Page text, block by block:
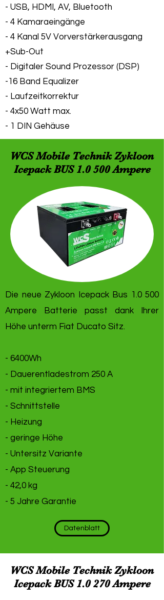
- USB, HDMI, AV, Bluetooth
- 4 Kamaraeingänge
- 4 Kanal 5V Vorverstärkerausgang
+Sub-Out
- Digitaler Sound Prozessor (DSP)
-16 Band Equalizer
- Laufzeitkorrektur
- 4x50 Watt max.
- 1 DIN Gehäuse
WCS Mobile Technik Zykloon
Icepack BUS 1.0 500 Ampere
Die neue Zykloon Icepack Bus 1.0 500
Ampere Batterie passt dank Ihrer
Höhe unterm Fiat Ducato Sitz.
- 6400Wh
- Dauerentladestrom 250 A
- mit integriertem BMS
- Schnittstelle
- Heizung
- geringe Höhe
- Untersitz Variante
- App Steuerung
- 42,0 kg
- 5 Jahre Garantie
Datenblatt
WCS Mobile Technik Zykloon
Icepack BUS 1.0 270 Ampere